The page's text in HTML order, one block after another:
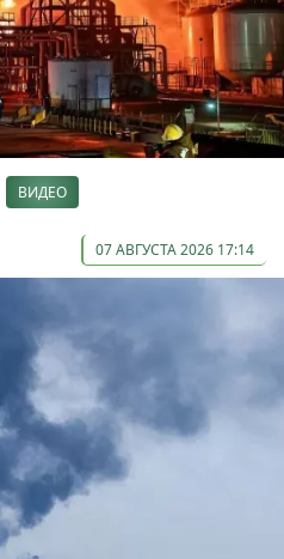
ВИДЕО
07 АВГУСТА 2026 17:14